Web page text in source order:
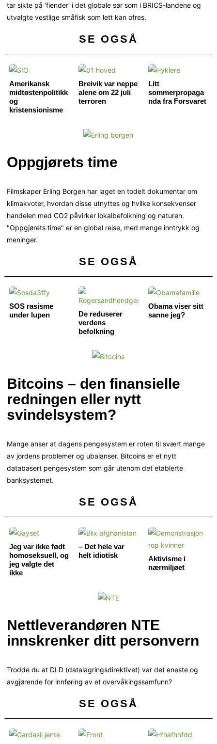
tar sikte på ‘fiender’ i det globale sør som i BRICS-landene og
utvalgte vestlige småfisk som lett kan ofres.
SE OGSÅ
Amerikansk
midtøstenpolitikk
og
kristensionisme
Breivik var neppe
alene om 22 juli
terroren
Litt
sommerpropaga
nda fra Forsvaret
Oppgjørets time
Filmskaper Erling Borgen har laget en todelt dokumentar om
klimakvoter, hvordan disse utnyttes og hvilke konsekvenser
handelen med CO2 påvirker lokalbefolkning og naturen.
"Oppgjørets time" er en global reise, med mange inntrykk og
meninger.
SE OGSÅ
SOS rasisme
under lupen
De reduserer
verdens
befolkning
Obama viser sitt
sanne jeg?
Bitcoins – den finansielle
redningen eller nytt
svindelsystem?
Mange anser at dagens pengesystem er roten til svært mange
av jordens problemer og ubalanser. Bitcoins er et nytt
databasert pengesystem som går utenom det etablerte
banksystemet.
SE OGSÅ
Jeg var ikke født
homoseksuell, og
jeg valgte det
ikke
– Det hele var
helt idiotisk
Aktivisme i
nærmiljøet
Nettleverandøren NTE
innskrenker ditt personvern
Trodde du at DLD (datalagringsdirektivet) var det eneste og
avgjørende for innføring av et overvåkingssamfunn?
SE OGSÅ